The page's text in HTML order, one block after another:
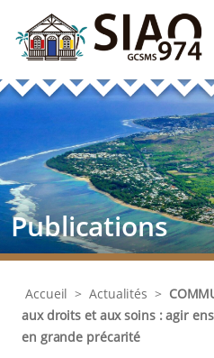
Publications
Accueil > Actualités >
aux droits et aux soins : agir
en grande précarité